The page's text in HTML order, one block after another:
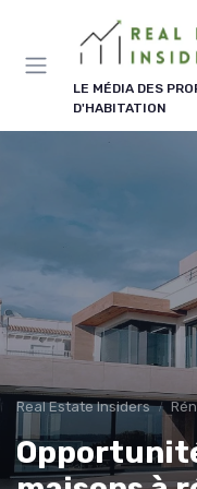
LE MÉDIA DES
D'HABITATION
Real Estate Insiders